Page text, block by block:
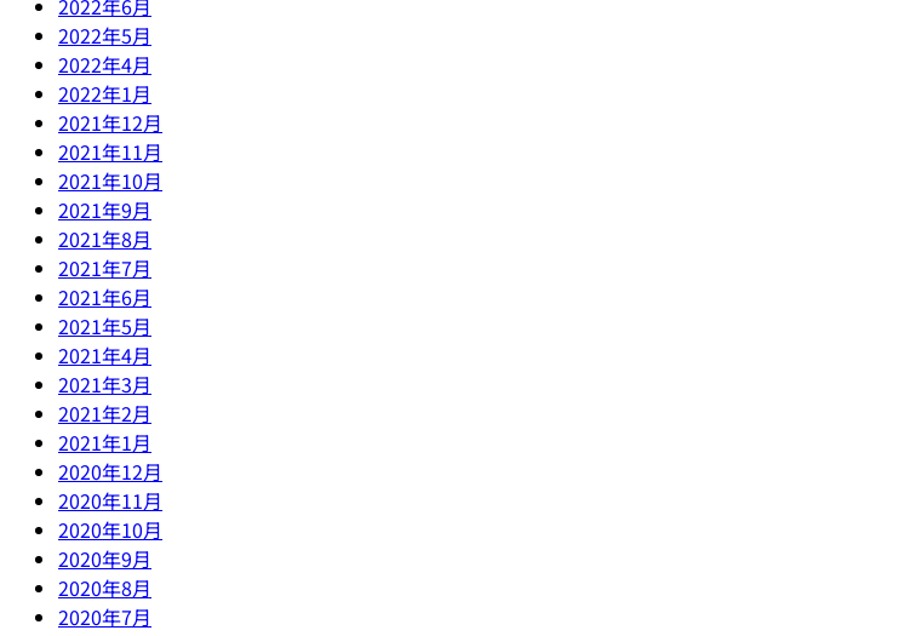
2022年6月
2022年5月
2022年4月
2022年1月
2021年12月
2021年11月
2021年10月
2021年9月
2021年8月
2021年7月
2021年6月
2021年5月
2021年4月
2021年3月
2021年2月
2021年1月
2020年12月
2020年11月
2020年10月
2020年9月
2020年8月
2020年7月